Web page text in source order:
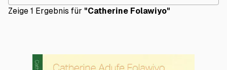
Zeige 1 Ergebnis für "Catherine Folawiyo"